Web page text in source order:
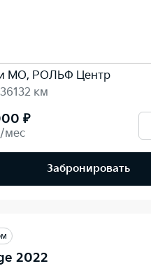
МО, РОЛЬФ Центр
км
₽
мес
Забронировать
2022